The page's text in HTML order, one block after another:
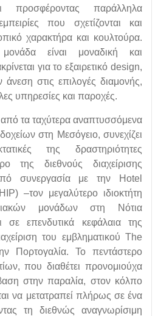
προσφέροντας παράλληλα
που σχετίζονται και
χαρακτήρα και κουλτούρα.
είναι μοναδική και
για το εξαιρετικό design,
άνεση στις επιλογές διαμονής,
υπηρεσίες και παροχές.
τα ταχύτερα αναπτυσσόμενα
στη Μεσόγειο, συνεχίζει
της δραστηριότητες
της διεθνούς διαχείρισης
συνεργασία με την Hotel
–τον μεγαλύτερο ιδιοκτήτη
μονάδων στη Νότια
επενδυτικά κεφάλαια της
του εμβληματικού The
Πορτογαλία. Το πεντάστερο
που διαθέτει προνομιούχα
στην παραλία, στον κόλπο
να μετατραπεί πλήρως σε ένα
τη διεθνώς αναγνωρίσιμη